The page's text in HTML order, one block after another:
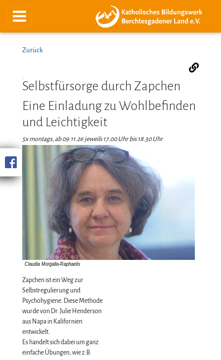
Zurück
Selbstfürsorge durch Zapchen
Eine Einladung zu Wohlbefinden
und Leichtigkeit
5x montags, ab 09.11.26 jeweils 17.00 Uhr bis 18.30 Uhr
Zapchen ist ein Weg zur
Selbstregulierung und
Psychohygiene. Diese Methode
wurde von Dr. Julie Henderson
aus Napa in Kalifornien
entwickelt.
Es handelt sich dabei um ganz
einfache Übungen, wie z.B.